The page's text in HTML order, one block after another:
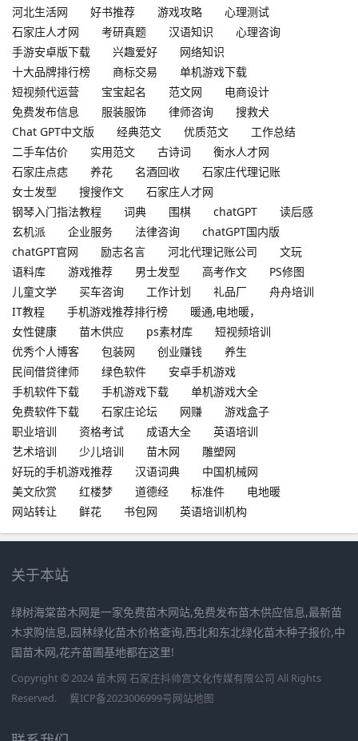
河北生活网
好书推荐 游戏攻略
心理测试
石家庄人才网
考研真题 汉语知识
心理咨询
手游安卓版下载
兴趣爱好
网络知识
十大品牌排行榜
商标交易
单机游戏下载
短视频代运营
宝宝起名 范文网
电商设计
免费发布信息
服装服饰 律师咨询
搜救犬
Chat GPT中文版
经典范文 优质范文
工作总结
二手车估价
实用范文 古诗词
衡水人才网
石家庄点痣
养花 名酒回收
石家庄代理记账
女士发型
搜搜作文
石家庄人才网
钢琴入门指法教程
词典 围棋 chatGPT
读后感
玄机派
企业服务 法律咨询
chatGPT国内版
chatGPT官网
励志名言 河北代理记账公司
文玩
语料库
游戏推荐 男士发型 高考作文
PS修图
儿童文学
买车咨询 工作计划 礼品厂
舟舟培训
IT教程
手机游戏推荐排行榜
暖通,电地暖，
女性健康
苗木供应 ps素材库
短视频培训
优秀个人博客
包装网 创业赚钱
养生
民间借贷律师
绿色软件
安卓手机游戏
手机软件下载
手机游戏下载
单机游戏大全
免费软件下载
石家庄论坛 网赚
游戏盒子
职业培训
资格考试 成语大全
英语培训
艺术培训
少儿培训 苗木网
雕塑网
好玩的手机游戏推荐
汉语词典
中国机械网
美文欣赏
红楼梦 道德经 标准件
电地暖
网站转让
鲜花 书包网 英语培训机构
关于本站
绿树海棠苗木网是一家免费苗木网站,免费发布苗木供应信息,最新苗
木求购信息,园林绿化苗木价格查询,西北和东北绿化苗木种子报价,中
国苗木网,花卉苗圃基地都在这里!
Copyright © 2024 苗木网 石家庄抖帅宫文化传媒有限公司 All Rights
Reserved.
冀ICP备2023006999号网站地图